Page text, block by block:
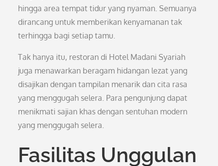
hingga area tempat tidur yang nyaman. Semuanya
dirancang untuk memberikan kenyamanan tak
terhingga bagi setiap tamu.
Tak hanya itu, restoran di Hotel Madani Syariah
juga menawarkan beragam hidangan lezat yang
disajikan dengan tampilan menarik dan cita rasa
yang menggugah selera. Para pengunjung dapat
menikmati sajian khas dengan sentuhan modern
yang menggugah selera.
Fasilitas Unggulan